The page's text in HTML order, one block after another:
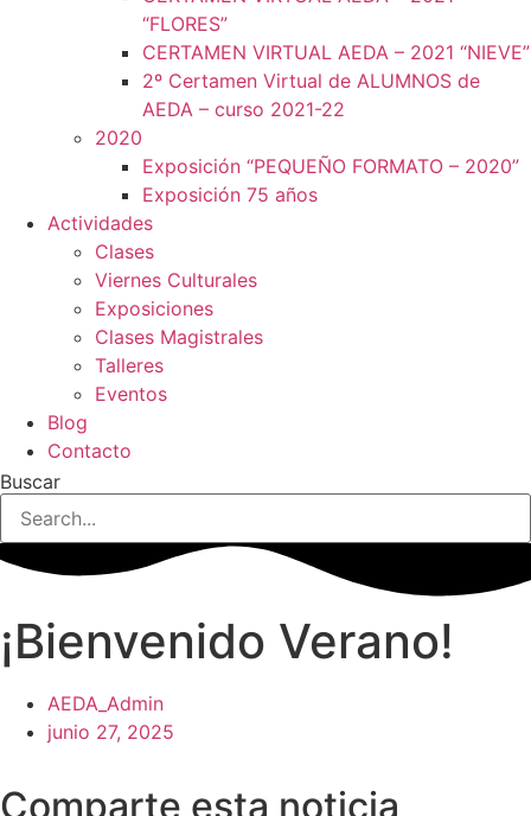
“FLORES”
CERTAMEN VIRTUAL AEDA – 2021 “NIEVE”
2º Certamen Virtual de ALUMNOS de
AEDA – curso 2021-22
2020
Exposición “PEQUEÑO FORMATO – 2020”
Exposición 75 años
Actividades
Clases
Viernes Culturales
Exposiciones
Clases Magistrales
Talleres
Eventos
Blog
Contacto
Buscar
¡Bienvenido Verano!
AEDA_Admin
junio 27, 2025
Comparte esta noticia